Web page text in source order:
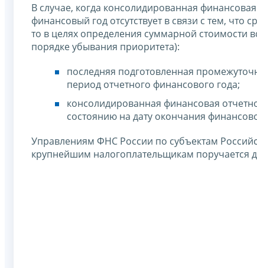
В случае, когда консолидированная
финансовый год отсутствует в связи с тем, что
то в целях определения суммарной стоимости
порядке убывания приоритета):
последняя подготовленная
период отчетного финансового года;
консолидированная финансовая
состоянию на дату окончания
Управлениям ФНС России по субъектам
крупнейшим налогоплательщикам поручается